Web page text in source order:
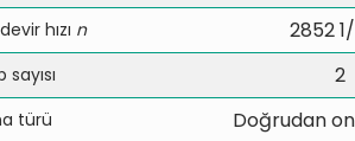
hızı n 2852
2
türü Doğrudan